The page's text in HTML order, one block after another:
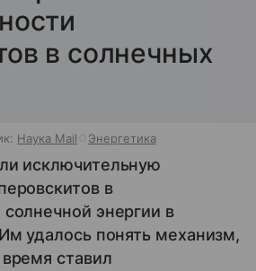
в солнечных
Наука Mail Энергетика
исключительную
в
энергии в
удалось понять механизм,
ставил